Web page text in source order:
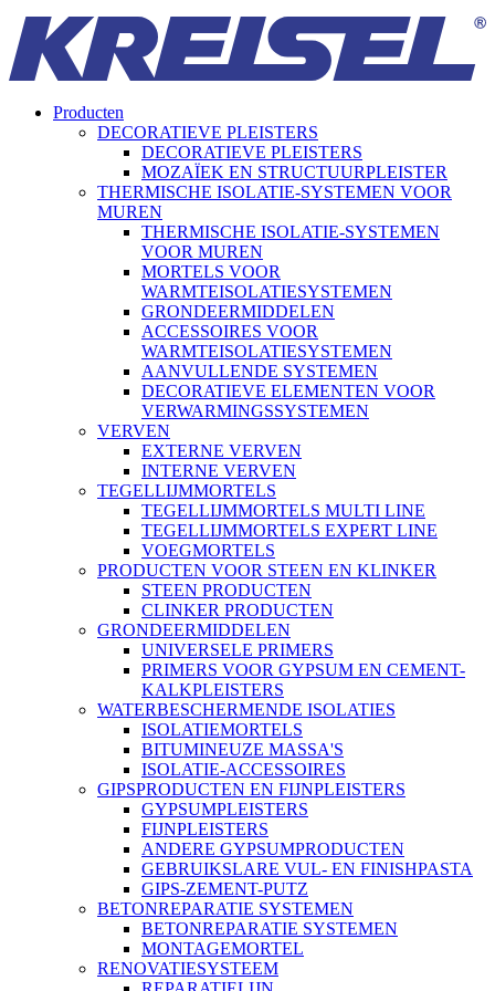
Producten
DECORATIEVE PLEISTERS
DECORATIEVE PLEISTERS
MOZAÏEK EN STRUCTUURPLEISTER
THERMISCHE ISOLATIE-SYSTEMEN VOOR
MUREN
THERMISCHE ISOLATIE-SYSTEMEN
VOOR MUREN
MORTELS VOOR
WARMTEISOLATIESYSTEMEN
GRONDEERMIDDELEN
ACCESSOIRES VOOR
WARMTEISOLATIESYSTEMEN
AANVULLENDE SYSTEMEN
DECORATIEVE ELEMENTEN VOOR
VERWARMINGSSYSTEMEN
VERVEN
EXTERNE VERVEN
INTERNE VERVEN
TEGELLIJMMORTELS
TEGELLIJMMORTELS MULTI LINE
TEGELLIJMMORTELS EXPERT LINE
VOEGMORTELS
PRODUCTEN VOOR STEEN EN KLINKER
STEEN PRODUCTEN
CLINKER PRODUCTEN
GRONDEERMIDDELEN
UNIVERSELE PRIMERS
PRIMERS VOOR GYPSUM EN CEMENT-
KALKPLEISTERS
WATERBESCHERMENDE ISOLATIES
ISOLATIEMORTELS
BITUMINEUZE MASSA'S
ISOLATIE-ACCESSOIRES
GIPSPRODUCTEN EN FIJNPLEISTERS
GYPSUMPLEISTERS
FIJNPLEISTERS
ANDERE GYPSUMPRODUCTEN
GEBRUIKSLARE VUL- EN FINISHPASTA
GIPS-ZEMENT-PUTZ
BETONREPARATIE SYSTEMEN
BETONREPARATIE SYSTEMEN
MONTAGEMORTEL
RENOVATIESYSTEEM